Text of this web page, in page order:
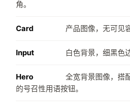
角。
Card 产品图像，无可见
Input 白色背景，细黑色
Hero
全宽背景图像，搭
的号召性用语按钮。